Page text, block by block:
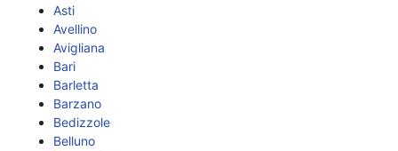
Asti
Avellino
Avigliana
Bari
Barletta
Barzano
Bedizzole
Belluno